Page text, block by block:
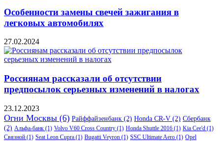
Особенности замены свечей зажигания в
легковых автомобилях
27.02.2024
Россиянам рассказали об отсутствии
предпосылок серьезных изменений в налогах
23.12.2023
Огни Москвы (6) Райффайзенбанк (2) Honda CR-V (2) Сбербанк
(2) Альфа-банк (1) Volvo V60 Cross Country (1) Honda Shuttle 2016 (1) Kia Cee'd (1)
Связной (1) Seat Leon Cupra (1) Bugatti Veyron (1) SSC Ultimate Aero (1) Opel